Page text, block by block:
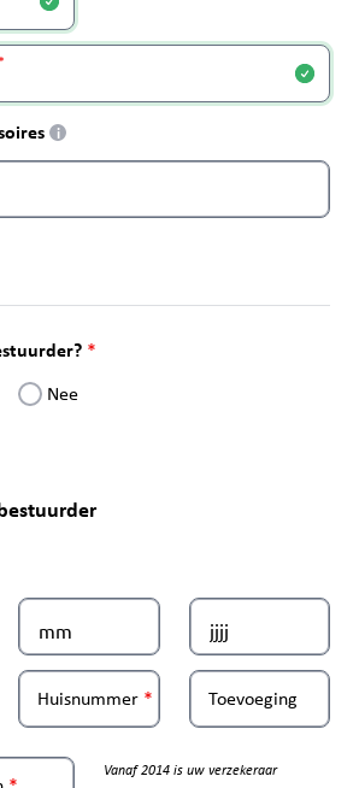
i
Nee
Huisnummer Toevoeging
Vanaf 2014 is uw verzekeraar